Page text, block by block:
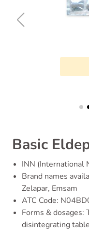
Basic
INN (International
Brand names
Zelapar, Emsam
ATC Code:
Forms &
disintegrating